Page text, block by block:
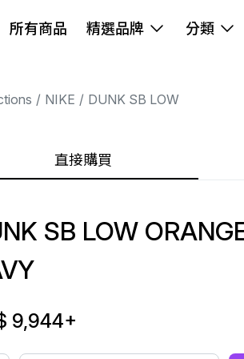
所有商品 精選品牌 分類
NIKE DUNK SB LOW
直接購買
SB LOW
9,944+